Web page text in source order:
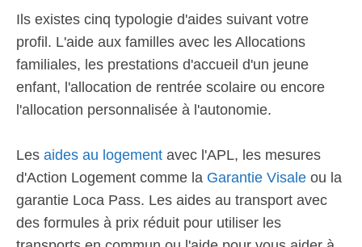
Ils existes cinq typologie d'aides suivant votre
profil. L'aide aux familles avec les Allocations
familiales, les prestations d'accueil d'un jeune
enfant, l'allocation de rentrée scolaire ou encore
l'allocation personnalisée à l'autonomie.
Les aides au logement avec l'APL, les mesures
d'Action Logement comme la Garantie Visale ou la
garantie Loca Pass. Les aides au transport avec
des formules à prix réduit pour utiliser les